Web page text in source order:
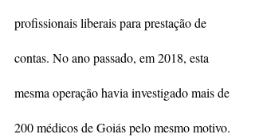
profissionais liberais para prestação de
contas. No ano passado, em 2018, esta
mesma operação havia investigado mais de
200 médicos de Goiás pelo mesmo motivo.